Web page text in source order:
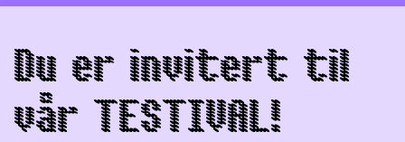
Du er invitert til
vår TESTIVAL!